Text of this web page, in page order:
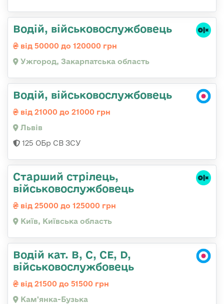
Водій, військовослужбовець
від 50000 до 120000 грн
Ужгород, Закарпатська область
Водій, військовослужбовець
від 21000 до 21000 грн
Львів
125 ОБр СВ ЗСУ
Старший стрілець,
військовослужбовець
від 25000 до 125000 грн
Київ, Київська область
Водій кат. B, C, СЕ, D,
військовослужбовець
від 21500 до 51500 грн
Кам'янка-Бузька